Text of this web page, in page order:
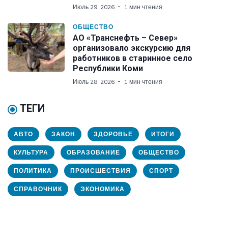
Июль 29, 2026 1 мин чтения
ОБЩЕСТВО
АО «Транснефть – Север»
организовало экскурсию для
работников в старинное село
Республики Коми
Июль 28, 2026 1 мин чтения
ТЕГИ
АВТО ЗАКОН ЗДОРОВЬЕ ИТОГИ
КУЛЬТУРА ОБРАЗОВАНИЕ ОБЩЕСТВО
ПОЛИТИКА ПРОИСШЕСТВИЯ СПОРТ
СПРАВОЧНИК ЭКОНОМИКА